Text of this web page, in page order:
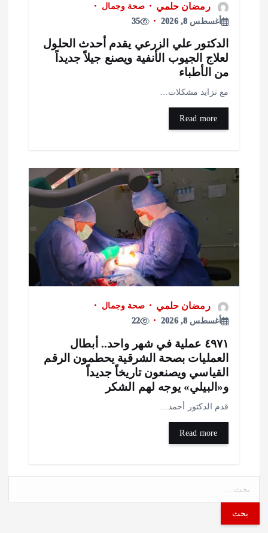
رمضان حلمي
صحة وجمال
أغسطس 8, 2026
35
علي الزرعي يقدم أحدث الحلول
الجيوب الأنفية ويصنع جيلاً جديداً
الأطباء
تزايد مشكلات…
رمضان حلمي
صحة وجمال
أغسطس 8, 2026
22
٤٩٧١ عملية في شهر واحد.. أبطال
بصحة الشرقية يحطمون الرقم
ويصنعون تاريخاً جديداً
يوجه لهم الشكر
الدكتور أحمد…